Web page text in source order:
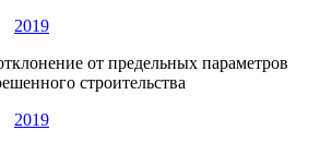
2019
от предельных параметров
строительства
2019